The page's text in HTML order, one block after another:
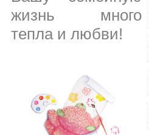
жизнь много
тепла и любви!